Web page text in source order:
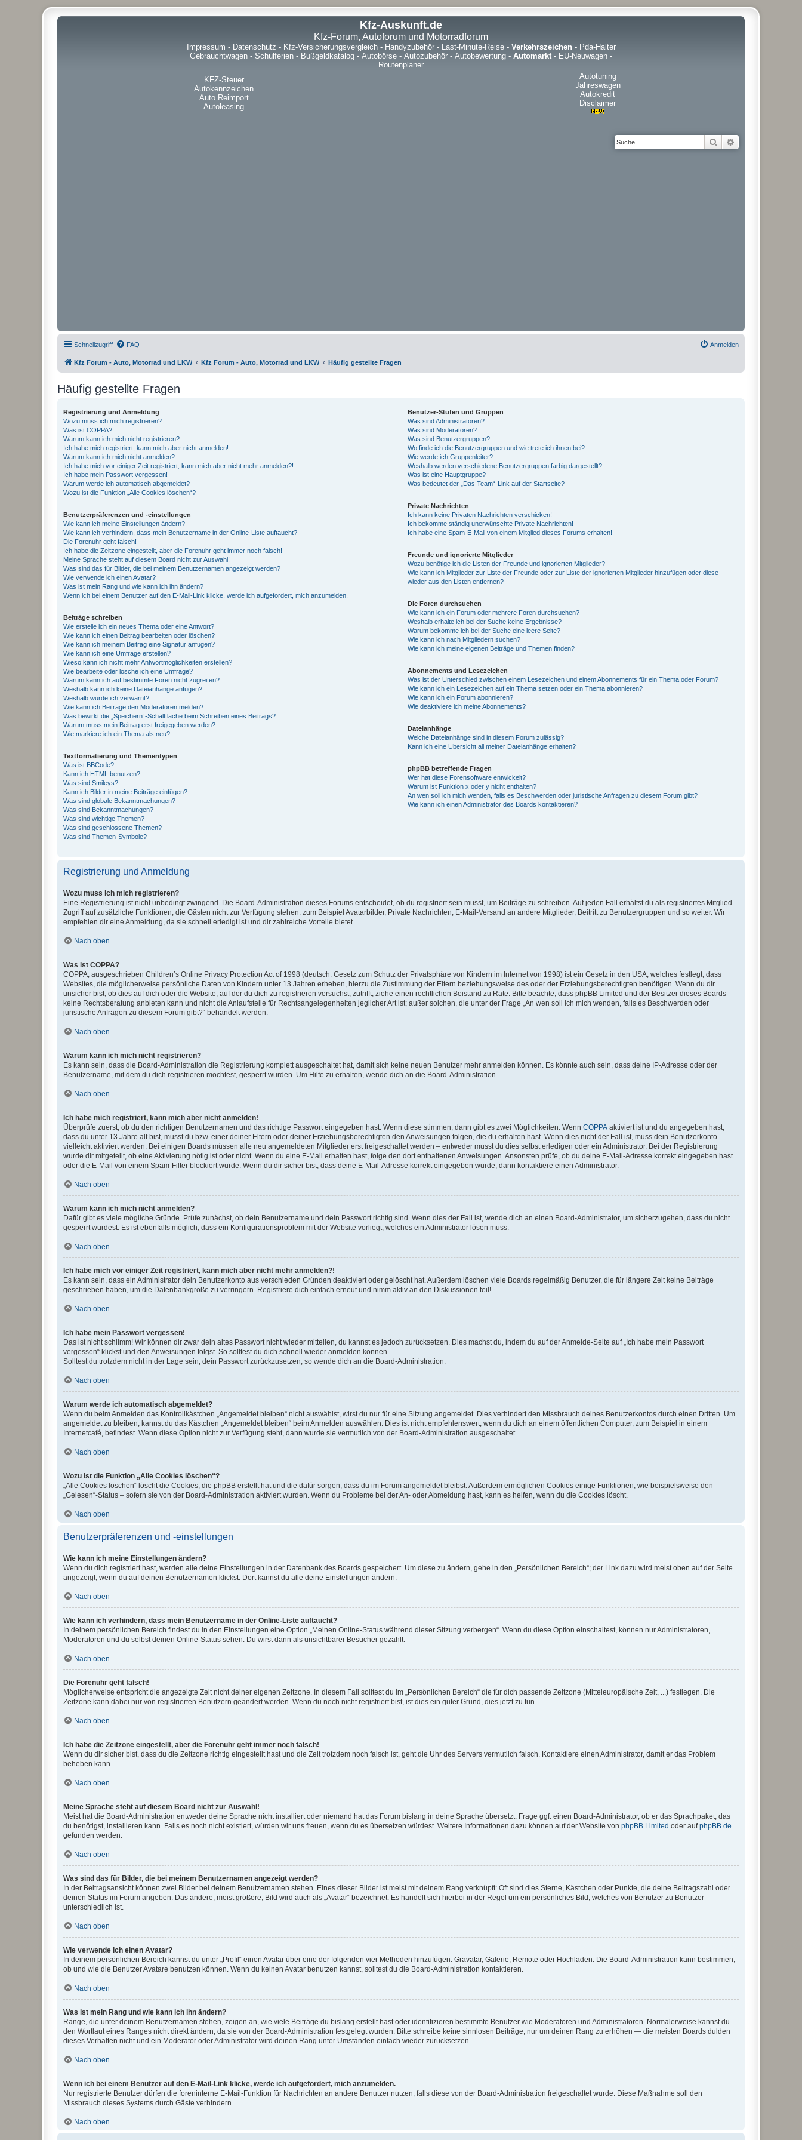
Kfz-Auskunft.de
Kfz-Forum, Autoforum und Motorradforum
Impressum - Datenschutz - Kfz-Versicherungsvergleich- Handyzubehör- Last-Minute-Reise- Verkehrszeichen- Pda-Halter
Gebrauchtwagen - Schulferien - Bußgeldkatalog - Autobörse - Autozubehör - Autobewertung - Automarkt - EU-Neuwagen -
Routenplaner
KFZ-Steuer
Autokennzeichen
Auto Reimport
Autoleasing
Autotuning
Jahreswagen
Autokredit
Disclaimer
Suche
Schnellzugriff FAQ Anmelden
Kfz Forum - Auto, Motorrad und LKW Kfz Forum - Auto, Motorrad und LKW Häufig gestellte Fragen
Häufig gestellte Fragen
Registrierung und Anmeldung
Wozu muss ich mich registrieren?
Was ist COPPA?
Warum kann ich mich nicht registrieren?
Ich habe mich registriert, kann mich aber nicht anmelden!
Warum kann ich mich nicht anmelden?
Ich habe mich vor einiger Zeit registriert, kann mich aber nicht mehr anmelden?!
Ich habe mein Passwort vergessen!
Warum werde ich automatisch abgemeldet?
Wozu ist die Funktion „Alle Cookies löschen“?
Benutzerpräferenzen und -einstellungen
Wie kann ich meine Einstellungen ändern?
Wie kann ich verhindern, dass mein Benutzername in der Online-Liste auftaucht?
Die Forenuhr geht falsch!
Ich habe die Zeitzone eingestellt, aber die Forenuhr geht immer noch falsch!
Meine Sprache steht auf diesem Board nicht zur Auswahl!
Was sind das für Bilder, die bei meinem Benutzernamen angezeigt werden?
Wie verwende ich einen Avatar?
Was ist mein Rang und wie kann ich ihn ändern?
Wenn ich bei einem Benutzer auf den E-Mail-Link klicke, werde ich aufgefordert, mich anzumelden.
Beiträge schreiben
Wie erstelle ich ein neues Thema oder eine Antwort?
Wie kann ich einen Beitrag bearbeiten oder löschen?
Wie kann ich meinem Beitrag eine Signatur anfügen?
Wie kann ich eine Umfrage erstellen?
Wieso kann ich nicht mehr Antwortmöglichkeiten erstellen?
Wie bearbeite oder lösche ich eine Umfrage?
Warum kann ich auf bestimmte Foren nicht zugreifen?
Weshalb kann ich keine Dateianhänge anfügen?
Weshalb wurde ich verwarnt?
Wie kann ich Beiträge den Moderatoren melden?
Was bewirkt die „Speichern“-Schaltfläche beim Schreiben eines Beitrags?
Warum muss mein Beitrag erst freigegeben werden?
Wie markiere ich ein Thema als neu?
Textformatierung und Thementypen
Was ist BBCode?
Kann ich HTML benutzen?
Was sind Smileys?
Kann ich Bilder in meine Beiträge einfügen?
Was sind globale Bekanntmachungen?
Was sind Bekanntmachungen?
Was sind wichtige Themen?
Was sind geschlossene Themen?
Was sind Themen-Symbole?
Benutzer-Stufen und Gruppen
Was sind Administratoren?
Was sind Moderatoren?
Was sind Benutzergruppen?
Wo finde ich die Benutzergruppen und wie trete ich ihnen bei?
Wie werde ich Gruppenleiter?
Weshalb werden verschiedene Benutzergruppen farbig dargestellt?
Was ist eine Hauptgruppe?
Was bedeutet der „Das Team“-Link auf der Startseite?
Private Nachrichten
Ich kann keine Privaten Nachrichten verschicken!
Ich bekomme ständig unerwünschte Private Nachrichten!
Ich habe eine Spam-E-Mail von einem Mitglied dieses Forums erhalten!
Freunde und ignorierte Mitglieder
Wozu benötige ich die Listen der Freunde und ignorierten Mitglieder?
Wie kann ich Mitglieder zur Liste der Freunde oder zur Liste der ignorierten Mitglieder hinzufügen oder diese
wieder aus den Listen entfernen?
Die Foren durchsuchen
Wie kann ich ein Forum oder mehrere Foren durchsuchen?
Weshalb erhalte ich bei der Suche keine Ergebnisse?
Warum bekomme ich bei der Suche eine leere Seite?
Wie kann ich nach Mitgliedern suchen?
Wie kann ich meine eigenen Beiträge und Themen finden?
Abonnements und Lesezeichen
Was ist der Unterschied zwischen einem Lesezeichen und einem Abonnements für ein Thema oder Forum?
Wie kann ich ein Lesezeichen auf ein Thema setzen oder ein Thema abonnieren?
Wie kann ich ein Forum abonnieren?
Wie deaktiviere ich meine Abonnements?
Dateianhänge
Welche Dateianhänge sind in diesem Forum zulässig?
Kann ich eine Übersicht all meiner Dateianhänge erhalten?
phpBB betreffende Fragen
Wer hat diese Forensoftware entwickelt?
Warum ist Funktion x oder y nicht enthalten?
An wen soll ich mich wenden, falls es Beschwerden oder juristische Anfragen zu diesem Forum gibt?
Wie kann ich einen Administrator des Boards kontaktieren?
Registrierung und Anmeldung
Wozu muss ich mich registrieren?
Eine Registrierung ist nicht unbedingt zwingend. Die Board-Administration dieses Forums entscheidet, ob du registriert sein musst, um Beiträge zu schreiben. Auf jeden Fall erhältst du als registriertes Mitglied
Zugriff auf zusätzliche Funktionen, die Gästen nicht zur Verfügung stehen: zum Beispiel Avatarbilder, Private Nachrichten, E-Mail-Versand an andere Mitglieder, Beitritt zu Benutzergruppen und so weiter. Wir
empfehlen dir eine Anmeldung, da sie schnell erledigt ist und dir zahlreiche Vorteile bietet.
Nach oben
Was ist COPPA?
COPPA, ausgeschrieben Children’s Online Privacy Protection Act of 1998 (deutsch: Gesetz zum Schutz der Privatsphäre von Kindern im Internet von 1998) ist ein Gesetz in den USA, welches festlegt, dass
Websites, die möglicherweise persönliche Daten von Kindern unter 13 Jahren erheben, hierzu die Zustimmung der Eltern beziehungsweise des oder der Erziehungsberechtigten benötigen. Wenn du dir
unsicher bist, ob dies auf dich oder die Website, auf der du dich zu registrieren versuchst, zutrifft, ziehe einen rechtlichen Beistand zu Rate. Bitte beachte, dass phpBB Limited und der Besitzer dieses Boards
keine Rechtsberatung anbieten kann und nicht die Anlaufstelle für Rechtsangelegenheiten jeglicher Art ist; außer solchen, die unter der Frage „An wen soll ich mich wenden, falls es Beschwerden oder
juristische Anfragen zu diesem Forum gibt?“ behandelt werden.
Nach oben
Warum kann ich mich nicht registrieren?
Es kann sein, dass die Board-Administration die Registrierung komplett ausgeschaltet hat, damit sich keine neuen Benutzer mehr anmelden können. Es könnte auch sein, dass deine IP-Adresse oder der
Benutzername, mit dem du dich registrieren möchtest, gesperrt wurden. Um Hilfe zu erhalten, wende dich an die Board-Administration.
Nach oben
Ich habe mich registriert, kann mich aber nicht anmelden!
Überprüfe zuerst, ob du den richtigen Benutzernamen und das richtige Passwort eingegeben hast. Wenn diese stimmen, dann gibt es zwei Möglichkeiten. Wenn COPPA aktiviert ist und du angegeben hast,
dass du unter 13 Jahre alt bist, musst du bzw. einer deiner Eltern oder deiner Erziehungsberechtigten den Anweisungen folgen, die du erhalten hast. Wenn dies nicht der Fall ist, muss dein Benutzerkonto
vielleicht aktiviert werden. Bei einigen Boards müssen alle neu angemeldeten Mitglieder erst freigeschaltet werden – entweder musst du dies selbst erledigen oder ein Administrator. Bei der Registrierung
wurde dir mitgeteilt, ob eine Aktivierung nötig ist oder nicht. Wenn du eine E-Mail erhalten hast, folge den dort enthaltenen Anweisungen. Ansonsten prüfe, ob du deine E-Mail-Adresse korrekt eingegeben hast
oder die E-Mail von einem Spam-Filter blockiert wurde. Wenn du dir sicher bist, dass deine E-Mail-Adresse korrekt eingegeben wurde, dann kontaktiere einen Administrator.
Nach oben
Warum kann ich mich nicht anmelden?
Dafür gibt es viele mögliche Gründe. Prüfe zunächst, ob dein Benutzername und dein Passwort richtig sind. Wenn dies der Fall ist, wende dich an einen Board-Administrator, um sicherzugehen, dass du nicht
gesperrt wurdest. Es ist ebenfalls möglich, dass ein Konfigurationsproblem mit der Website vorliegt, welches ein Administrator lösen muss.
Nach oben
Ich habe mich vor einiger Zeit registriert, kann mich aber nicht mehr anmelden?!
Es kann sein, dass ein Administrator dein Benutzerkonto aus verschieden Gründen deaktiviert oder gelöscht hat. Außerdem löschen viele Boards regelmäßig Benutzer, die für längere Zeit keine Beiträge
geschrieben haben, um die Datenbankgröße zu verringern. Registriere dich einfach erneut und nimm aktiv an den Diskussionen teil!
Nach oben
Ich habe mein Passwort vergessen!
Das ist nicht schlimm! Wir können dir zwar dein altes Passwort nicht wieder mitteilen, du kannst es jedoch zurücksetzen. Dies machst du, indem du auf der Anmelde-Seite auf „Ich habe mein Passwort
vergessen“ klickst und den Anweisungen folgst. So solltest du dich schnell wieder anmelden können.
Solltest du trotzdem nicht in der Lage sein, dein Passwort zurückzusetzen, so wende dich an die Board-Administration.
Nach oben
Warum werde ich automatisch abgemeldet?
Wenn du beim Anmelden das Kontrollkästchen „Angemeldet bleiben“ nicht auswählst, wirst du nur für eine Sitzung angemeldet. Dies verhindert den Missbrauch deines Benutzerkontos durch einen Dritten. Um
angemeldet zu bleiben, kannst du das Kästchen „Angemeldet bleiben“ beim Anmelden auswählen. Dies ist nicht empfehlenswert, wenn du dich an einem öffentlichen Computer, zum Beispiel in einem
Internetcafé, befindest. Wenn diese Option nicht zur Verfügung steht, dann wurde sie vermutlich von der Board-Administration ausgeschaltet.
Nach oben
Wozu ist die Funktion „Alle Cookies löschen“?
„Alle Cookies löschen“ löscht die Cookies, die phpBB erstellt hat und die dafür sorgen, dass du im Forum angemeldet bleibst. Außerdem ermöglichen Cookies einige Funktionen, wie beispielsweise den
„Gelesen“-Status – sofern sie von der Board-Administration aktiviert wurden. Wenn du Probleme bei der An- oder Abmeldung hast, kann es helfen, wenn du die Cookies löscht.
Nach oben
Benutzerpräferenzen und -einstellungen
Wie kann ich meine Einstellungen ändern?
Wenn du dich registriert hast, werden alle deine Einstellungen in der Datenbank des Boards gespeichert. Um diese zu ändern, gehe in den „Persönlichen Bereich“; der Link dazu wird meist oben auf der Seite
angezeigt, wenn du auf deinen Benutzernamen klickst. Dort kannst du alle deine Einstellungen ändern.
Nach oben
Wie kann ich verhindern, dass mein Benutzername in der Online-Liste auftaucht?
In deinem persönlichen Bereich findest du in den Einstellungen eine Option „Meinen Online-Status während dieser Sitzung verbergen“. Wenn du diese Option einschaltest, können nur Administratoren,
Moderatoren und du selbst deinen Online-Status sehen. Du wirst dann als unsichtbarer Besucher gezählt.
Nach oben
Die Forenuhr geht falsch!
Möglicherweise entspricht die angezeigte Zeit nicht deiner eigenen Zeitzone. In diesem Fall solltest du im „Persönlichen Bereich“ die für dich passende Zeitzone (Mitteleuropäische Zeit, ...) festlegen. Die
Zeitzone kann dabei nur von registrierten Benutzern geändert werden. Wenn du noch nicht registriert bist, ist dies ein guter Grund, dies jetzt zu tun.
Nach oben
Ich habe die Zeitzone eingestellt, aber die Forenuhr geht immer noch falsch!
Wenn du dir sicher bist, dass du die Zeitzone richtig eingestellt hast und die Zeit trotzdem noch falsch ist, geht die Uhr des Servers vermutlich falsch. Kontaktiere einen Administrator, damit er das Problem
beheben kann.
Nach oben
Meine Sprache steht auf diesem Board nicht zur Auswahl!
Meist hat die Board-Administration entweder deine Sprache nicht installiert oder niemand hat das Forum bislang in deine Sprache übersetzt. Frage ggf. einen Board-Administrator, ob er das Sprachpaket, das
du benötigst, installieren kann. Falls es noch nicht existiert, würden wir uns freuen, wenn du es übersetzen würdest. Weitere Informationen dazu können auf der Website von phpBB Limited oder aufphpBB.de
gefunden werden.
Nach oben
Was sind das für Bilder, die bei meinem Benutzernamen angezeigt werden?
In der Beitragsansicht können zwei Bilder bei deinem Benutzernamen stehen. Eines dieser Bilder ist meist mit deinem Rang verknüpft: Oft sind dies Sterne, Kästchen oder Punkte, die deine Beitragszahl oder
deinen Status im Forum angeben. Das andere, meist größere, Bild wird auch als „Avatar“ bezeichnet. Es handelt sich hierbei in der Regel um ein persönliches Bild, welches von Benutzer zu Benutzer
unterschiedlich ist.
Nach oben
Wie verwende ich einen Avatar?
In deinem persönlichen Bereich kannst du unter „Profil“ einen Avatar über eine der folgenden vier Methoden hinzufügen: Gravatar, Galerie, Remote oder Hochladen. Die Board-Administration kann bestimmen,
ob und wie die Benutzer Avatare benutzen können. Wenn du keinen Avatar benutzen kannst, solltest du die Board-Administration kontaktieren.
Nach oben
Was ist mein Rang und wie kann ich ihn ändern?
Ränge, die unter deinem Benutzernamen stehen, zeigen an, wie viele Beiträge du bislang erstellt hast oder identifizieren bestimmte Benutzer wie Moderatoren und Administratoren. Normalerweise kannst du
den Wortlaut eines Ranges nicht direkt ändern, da sie von der Board-Administration festgelegt wurden. Bitte schreibe keine sinnlosen Beiträge, nur um deinen Rang zu erhöhen — die meisten Boards dulden
dieses Verhalten nicht und ein Moderator oder Administrator wird deinen Rang unter Umständen einfach wieder zurücksetzen.
Nach oben
Wenn ich bei einem Benutzer auf den E-Mail-Link klicke, werde ich aufgefordert, mich anzumelden.
Nur registrierte Benutzer dürfen die foreninterne E-Mail-Funktion für Nachrichten an andere Benutzer nutzen, falls diese von der Board-Administration freigeschaltet wurde. Diese Maßnahme soll den
Missbrauch dieses Systems durch Gäste verhindern.
Nach oben